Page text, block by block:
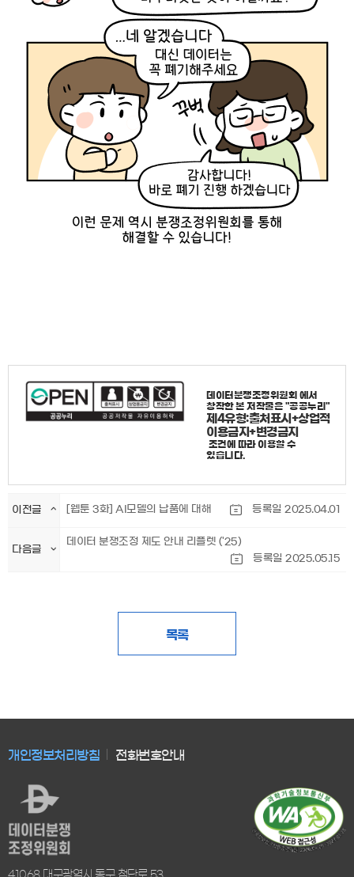
데이터분쟁조정위원회 에서
창작한 본 저작물은 "공공누리"
제4유형:출처표시+상업적
이용금지+변경금지
조건에 따라 이용할 수
있습니다.
이전글 [웹툰 3화] AI모델의 납품에 대해 등록일 2025.04.01
다음글
데이터 분쟁조정 제도 안내 리플렛 ('25)
등록일 2025.05.15
목록
개인정보처리방침 전화번호안내
41068 대구광역시 동구 첨단로 53